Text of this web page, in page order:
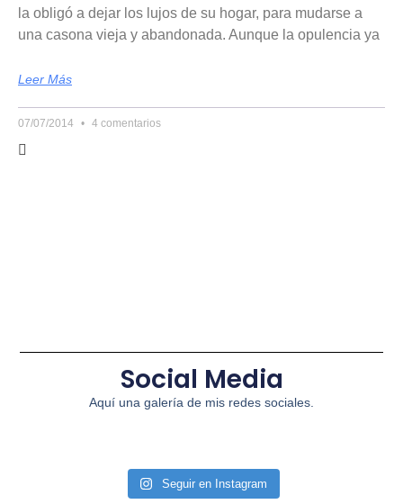
la obligó a dejar los lujos de su hogar, para mudarse a
una casona vieja y abandonada. Aunque la opulencia ya
Leer Más
07/07/2014 4 comentarios
Social Media
Aquí una galería de mis redes sociales.
Seguir en Instagram